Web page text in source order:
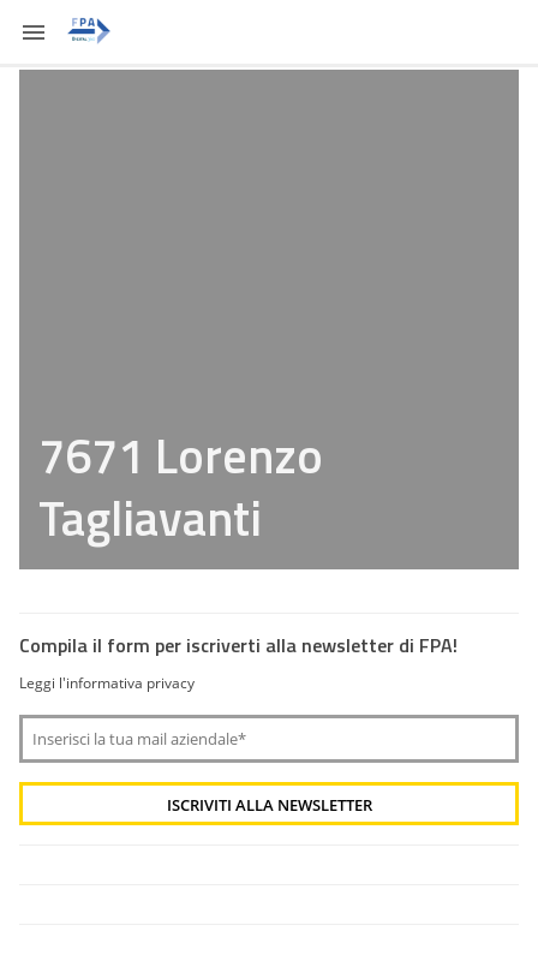
7671 Lorenzo
Tagliavanti
Compila il form per iscriverti alla newsletter di FPA!
Leggi l'informativa privacy